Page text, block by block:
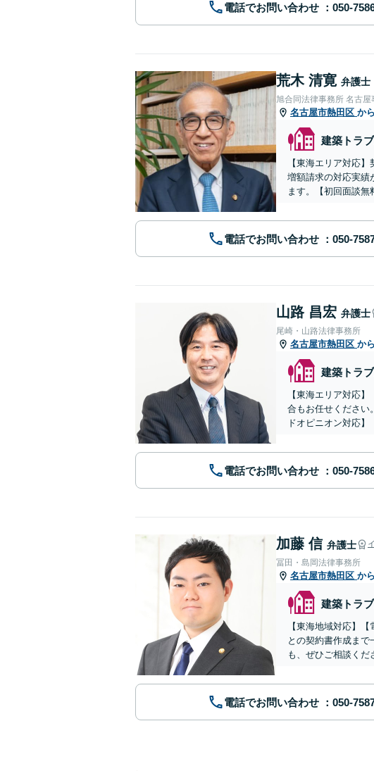
電話でお問い合わせ
荒木 清寛 弁護士
旭合同法律事務所 名古屋
名古屋市熱田区 か
建築トラ
【東海エリア対応
増額請求の対応実績
ます。【初回面談無
電話でお問い合わせ
山路 昌宏 弁護士
尾崎・山路法律事務所
名古屋市熱田区 か
建築トラ
【東海エリア対応
合もお任せください
ドオピニオン対応】
電話でお問い合わせ
加藤 信 弁護士
冨田・島岡法律事務所
名古屋市熱田区 か
建築トラ
【東海地域対応】
との契約書作成ま
も、ぜひご相談くだ
電話でお問い合わせ